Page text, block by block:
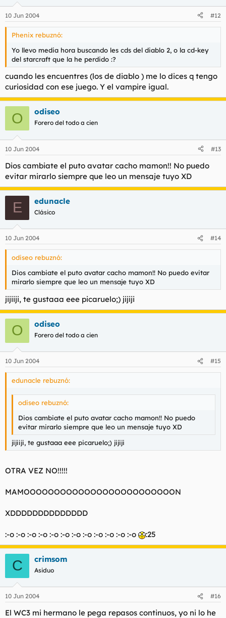
10 Jun 2004 #12
Phenix rebuznó:
Yo llevo media hora buscando les cds del diablo 2, o la cd-key
del starcraft que la he perdido :?
cuando les encuentres (los de diablo ) me lo dices q tengo
curiosidad con ese juego. Y el vampire igual.
O odiseo
Forero del todo a cien
10 Jun 2004 #13
Dios cambiate el puto avatar cacho mamon!! No puedo
evitar mirarlo siempre que leo un mensaje tuyo XD
E edunacle
Clásico
10 Jun 2004 #14
odiseo rebuznó:
Dios cambiate el puto avatar cacho mamon!! No puedo evitar
mirarlo siempre que leo un mensaje tuyo XD
jijiiji, te gustaaa eee picaruelo;) jijiji
O odiseo
Forero del todo a cien
10 Jun 2004 #15
edunacle rebuznó:
odiseo rebuznó:
Dios cambiate el puto avatar cacho mamon!! No puedo
evitar mirarlo siempre que leo un mensaje tuyo XD
jijiiji, te gustaaa eee picaruelo;) jijiji
OTRA VEZ NO!!!!!
MAMOOOOOOOOOOOOOOOOOOOOOOOOON
XDDDDDDDDDDDDDD
:-o :-o :-o :-o :-o :-o :-o :-o :-o :-o :-o :-o :25
C crimsom
Asiduo
10 Jun 2004 #16
El WC3 mi hermano le pega repasos continuos, yo ni lo he